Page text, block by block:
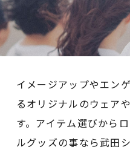
イメージアップやエン
るオリジナルのウェア
す。 アイテム選びから
ルグッズの事なら武田